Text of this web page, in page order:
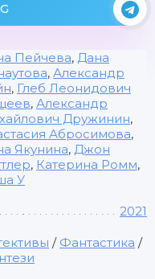
Пейчева, Дана
, Александр
, Глеб Леонидович
, Александр
Дружинин,
Абросимова,
Якунина, Джон
, Катерина Ромм,
У
2021
/ Фантастика /